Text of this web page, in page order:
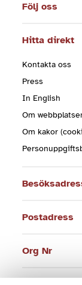
Följ oss
Hitta direkt
Kontakta oss
Press
In English
Om
Om kakor
Postadress
Org Nr